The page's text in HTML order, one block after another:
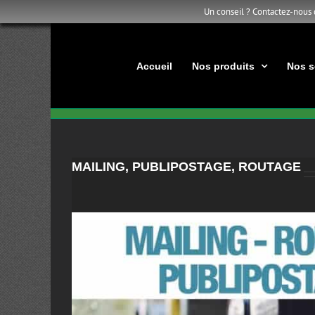
Un conseil ? Contactez-
Passer
au
contenu
Accueil Nos produits Nos
MAILING, PUBLIPOSTAGE, ROUTAGE